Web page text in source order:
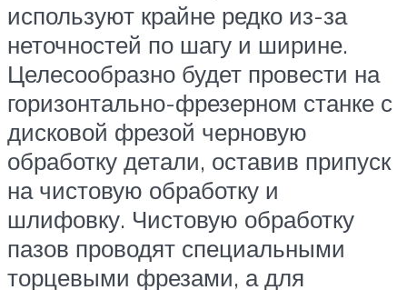
используют крайне редко из-за
неточностей по шагу и ширине.
Целесообразно будет провести на
горизонтально-фрезерном станке с
дисковой фрезой черновую
обработку детали, оставив припуск
на чистовую обработку и
шлифовку. Чистовую обработку
пазов проводят специальными
торцевыми фрезами, а для